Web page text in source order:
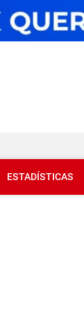
ESTADÍSTICAS